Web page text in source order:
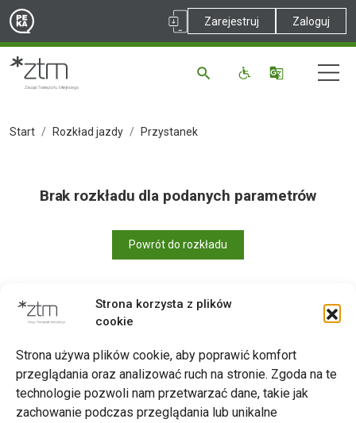
Strona korzysta z plików
cookie
Strona używa plików cookie, aby poprawić komfort
przeglądania oraz analizować ruch na stronie. Zgoda na te
technologie pozwoli nam przetwarzać dane, takie jak
zachowanie podczas przeglądania lub unikalne
Zarejestruj Zaloguj
Start Rozkład jazdy Przystanek
Brak rozkładu dla podanych parametrów
Powrót do rozkładu
Zarząd Transportu Miejskiego w Poznaniu